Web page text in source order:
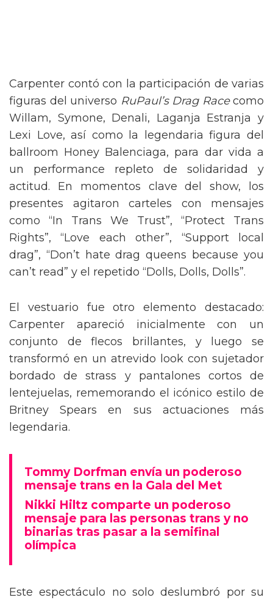
Carpenter contó con la participación de varias
figuras del universo RuPaul’s Drag Racecomo
Willam, Symone, Denali, Laganja Estranja y
Lexi Love, así como la legendaria figura del
ballroom Honey Balenciaga, para dar vida a
un performance repleto de solidaridad y
actitud. En momentos clave del show, los
presentes agitaron carteles con mensajes
como “In Trans We Trust”, “Protect Trans
Rights”, “Love each other”, “Support local
drag”, “Don’t hate drag queens because you
can’t read” y el repetido “Dolls, Dolls, Dolls”.
El vestuario fue otro elemento destacado:
Carpenter apareció inicialmente con un
conjunto de flecos brillantes, y luego se
transformó en un atrevido look con sujetador
bordado de strass y pantalones cortos de
lentejuelas, rememorando el icónico estilo de
Britney Spears en sus actuaciones más
legendaria.
Tommy Dorfman envía un poderoso
mensaje trans en la Gala del Met
Nikki Hiltz comparte un poderoso
mensaje para las personas trans y no
binarias tras pasar a la semifinal
olímpica
Este espectáculo no solo deslumbró por su